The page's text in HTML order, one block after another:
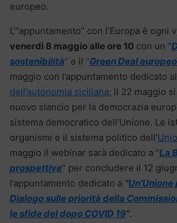
europeo.
L’”appuntamento” con l’Europa è
venerdì 8 maggio alle ore 10 con un “
sostenibilità” e il “Green Deal europeo
maggio con l’appuntamento dedicato
dell’autonomia siciliana; il 22 maggio
nuovo slancio per la democrazia
sistema democratico dell’Unione. Le
organismi e il sistema politico dell’
maggio il webinar sarà dedicato a “La
prospettive” per concludere il 12
l’appuntamento dedicato a “
Dialogo sulle priorità della
le sfide del dopo COVID 19”.